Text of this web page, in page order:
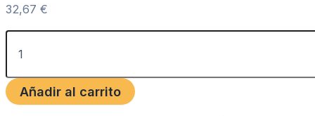
32,67 €
Añadir al carrito